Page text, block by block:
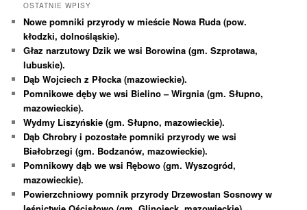
OSTATNIE WPISY
Nowe pomniki przyrody w mieście Nowa Ruda (pow.
kłodzki, dolnośląskie).
Głaz narzutowy Dzik we wsi Borowina (gm. Szprotawa,
lubuskie).
Dąb Wojciech z Płocka (mazowieckie).
Pomnikowe dęby we wsi Bielino – Wirgnia (gm. Słupno,
mazowieckie).
Wydmy Liszyńskie (gm. Słupno, mazowieckie).
Dąb Chrobry i pozostałe pomniki przyrody we wsi
Białobrzegi (gm. Bodzanów, mazowieckie).
Pomnikowy dąb we wsi Rębowo (gm. Wyszogród,
mazowieckie).
Powierzchniowy pomnik przyrody Drzewostan Sosnowy w